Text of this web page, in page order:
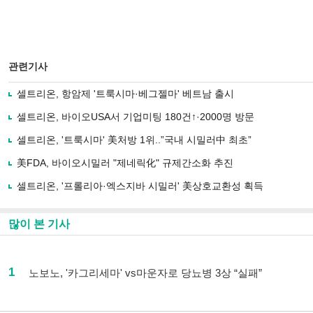
관련기사
셀트리온, 항암제 '트룩시마·베그젤마' 베트남 출시
셀트리온, 바이오USA서 기업미팅 180건↑·2000명 방문
셀트리온, '트룩시마' 美처방 1위..”국내 시밀러中 최초”
美FDA, 바이오시밀러 "제네릭化" 규제간소화 추진
셀트리온, '프롤리아·엑스지바 시밀러' 美상호교환성 획득
많이 본 기사
1 노보노, '카그리세마' vs마운자로 당뇨병 3상 “실패”